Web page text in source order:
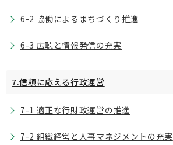
6-2 協働によるまちづくり推進
6-3 広聴と情報発信の充実
7.信頼に応える行政運営
7-1 適正な行財政運営の推進
7-2 組織経営と人事マネジメントの充実